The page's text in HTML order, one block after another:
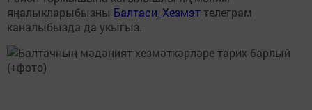
яңалыкларыбызны Балтаси_Хезмэт телеграм
каналыбызда да укыгыз.